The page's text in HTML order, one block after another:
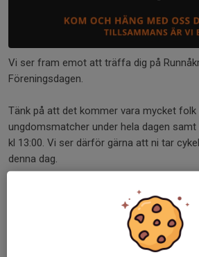
Vi ser fram emot att träffa dig på
Föreningsdagen.
Tänk på att det kommer vara mycket
ungdomsmatcher under hela dagen
kl 13:00. Vi ser därför gärna att ni tar
denna dag.
Ungdomssektionen och Spelarrådet